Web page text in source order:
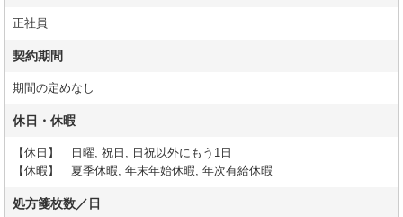
正社員
契約期間
期間の定めなし
休日・休暇
【休日】 日曜, 祝日, 日祝以外にもう1日
【休暇】 夏季休暇, 年末年始休暇, 年次有給休暇
処方箋枚数／日